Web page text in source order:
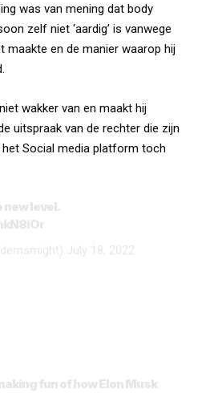
was van mening dat body
zelf niet ‘aardig’ is vanwege
maakte en de manier waarop hij
wakker van en maakt hij
uitspraak van de rechter die zijn
Social media platform toch
new level.
July 18, 2022
fun of how Elon Musk